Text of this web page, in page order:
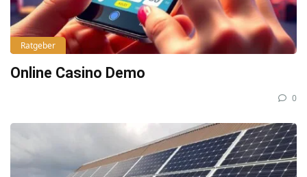
Ratgeber
Online Casino Demo
0